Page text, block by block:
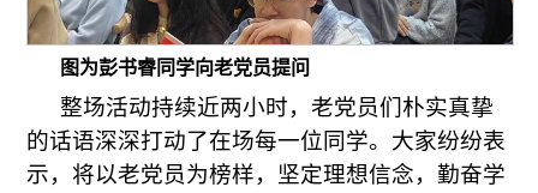
图为彭书睿同学向老党员提问
整场活动持续近两小时，老党员们朴实真挚
的话语深深打动了在场每一位同学。大家纷纷表
示，将以老党员为榜样，坚定理想信念，勤奋学